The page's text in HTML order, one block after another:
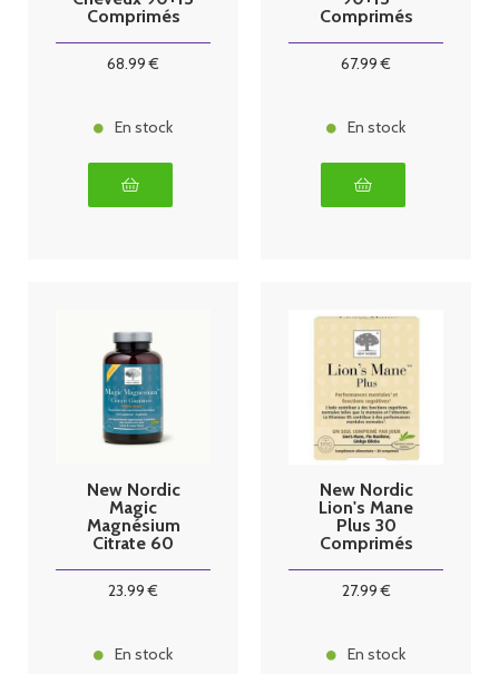
Comprimés
68.99 €
En stock
Comprimés
67.99 €
En stock
New Nordic
Magic
Magnésium
Citrate 60
23.99 €
En stock
New Nordic
Lion's Mane
Plus 30
Comprimés
27.99€
En stock